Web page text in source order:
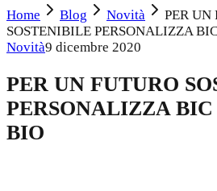
Home
Blog Novità
PER UN
SOSTENIBILE PERSONALIZZA
Novità9 dicembre 2020
PER UN FUTURO
PERSONALIZZA
BIO